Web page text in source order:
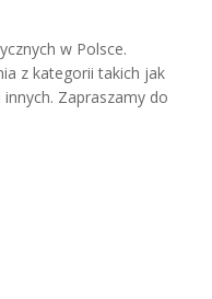
w Polsce.
z kategorii takich jak
Zapraszamy do